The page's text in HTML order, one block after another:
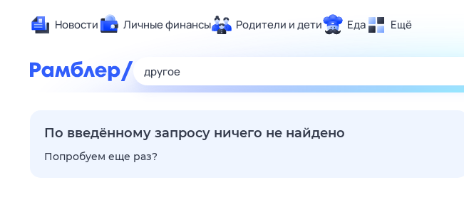
Новости Личные финансы Родители и дети Еда Ещё
Развлечения и отдых
Спорт
По введённому запросу ничего не найдено
Попробуем еще раз?